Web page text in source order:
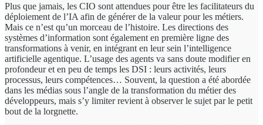
Plus que jamais, les CIO sont attendues pour être les facilitateurs du
déploiement de l’IA afin de générer de la valeur pour les métiers.
Mais ce n’est qu’un morceau de l’histoire. Les directions des
systèmes d’information sont également en première ligne des
transformations à venir, en intégrant en leur sein l’intelligence
artificielle agentique. L’usage des agents va sans doute modifier en
profondeur et en peu de temps les DSI : leurs activités, leurs
processus, leurs compétences… Souvent, la question a été abordée
dans les médias sous l’angle de la transformation du métier des
développeurs, mais s’y limiter revient à observer le sujet par le petit
bout de la lorgnette.